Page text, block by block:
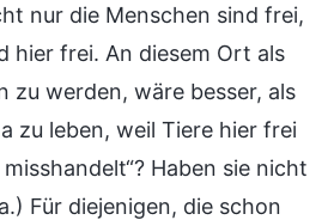
nur die Menschen sind frei,
hier frei. An diesem Ort als
zu werden, wäre besser, als
zu leben, weil Tiere hier frei
Haben sie nicht
Für diejenigen, die schon